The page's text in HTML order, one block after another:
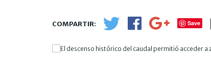
Save